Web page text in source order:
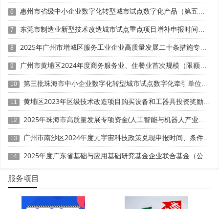
询公司、审计机构建立合作。
四、跃升路径三：营收达标4亿元 —— 并购、扩产、提
价三策并举
小隐形冠军形成压力。
三大破局策略：
1. 横向并购：收购同品类竞品，快速扩大规模(如浙江
某泵阀企业并购德国同行，营收跃升至6亿);
2. 纵向提价：通过技术壁垒与品牌溢价提升单价(如江
苏某碳纤维企业单价提升40%，营收达标);
3. 产能扩张：建设智能工厂，提升交付能力(多地政府
6 惠州市省级中小企业数字化转型城市试点数字化产品（第五批）征集申报时间、条件要求
7 东莞市制造业新型技术改造城市试点重点项目增补申报时间、条件要求、补助奖励
8 2025年广州市增城区服务工业企业高质量发展二十条措施专项资金申报时间、条件要求、补助奖励
9 广州市黄埔区2024年度商务服务业、住餐业首次规模（限额）以下转规模（限额）以上奖励申报时间、条件要求、资助标准
10 第三批珠海市中小企业数字化转型城市试点数字化牵引单位遴选申报时间、条件要求
11 黄埔区2023年区级技术改造项目购买设备和工器具投资奖励 （第一批）申报时间、条件要求、资助标准
12 2025年珠海市高质量发展专项资金(人工智能与机器人产业发展用途)项目征集申报时间、条件要求、补助奖励
13 广州市南沙区2024年度元宇宙科技政策兑现申报时间、条件要求、补助奖励
14 2025年度广东省基础与应用基础研究基金企业联合基金（公共卫生与医药健康领域）项目申报时间、条件要求、资助奖励
服务项目